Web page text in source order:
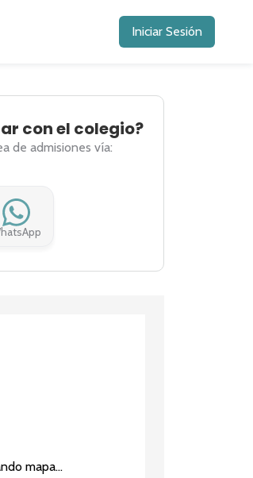
Iniciar Sesión
con el colegio?
de admisiones vía:
mapa...